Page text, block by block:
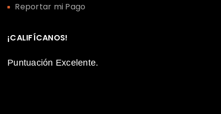
Reportar mi Pago
¡CALIFÍCANOS!
Puntuación Excelente.